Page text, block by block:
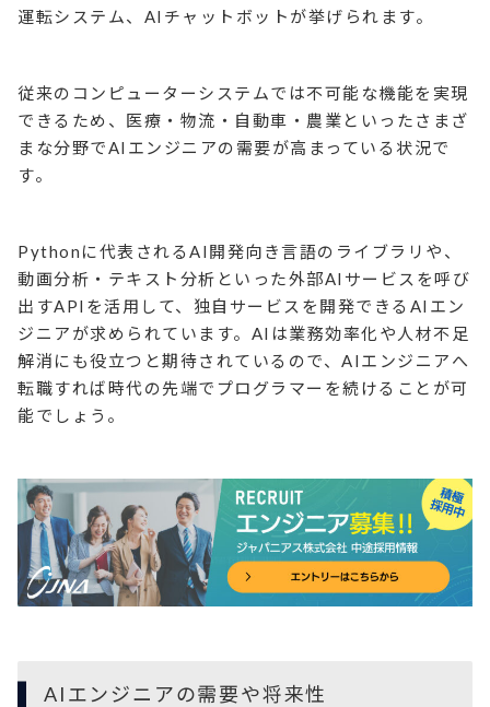
運転システム、AIチャットボットが挙げられます。
従来のコンピューターシステムでは不可能な機能を実現
できるため、医療・物流・自動車・農業といったさまざ
まな分野でAIエンジニアの需要が高まっている状況で
す。
Pythonに代表されるAI開発向き言語のライブラリや、
動画分析・テキスト分析といった外部AIサービスを呼び
出すAPIを活用して、独自サービスを開発できるAIエン
ジニアが求められています。AIは業務効率化や人材不足
解消にも役立つと期待されているので、AIエンジニアへ
転職すれば時代の先端でプログラマーを続けることが可
能でしょう。
AIエンジニアの需要や将来性